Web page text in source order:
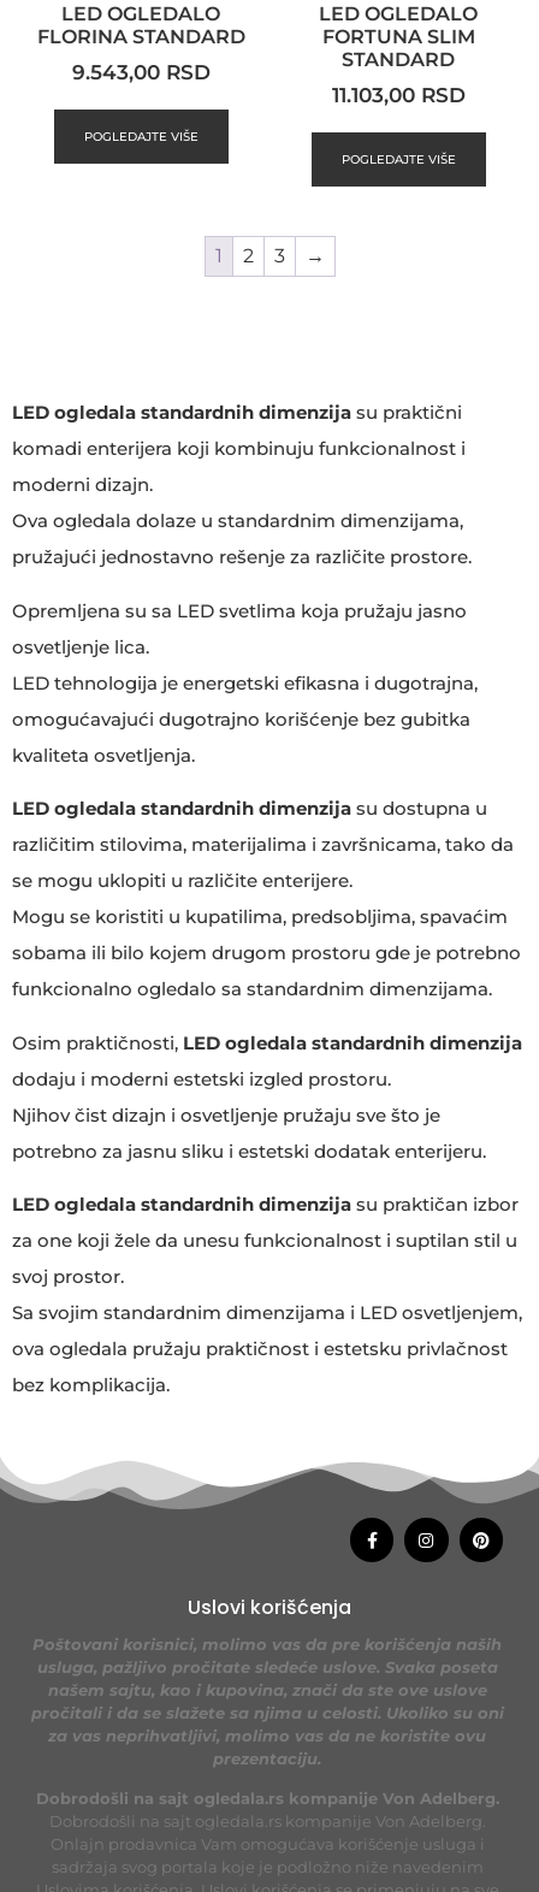
LED OGLEDALO
FLORINA STANDARD
9.543,00 RSD
POGLEDAJTE VIŠE
LED OGLEDALO
FORTUNA SLIM
STANDARD
11.103,00 RSD
POGLEDAJTE VIŠE
1 2 3 →
LED ogledala standardnih dimenzija su praktični
komadi enterijera koji kombinuju funkcionalnost i
moderni dizajn.
Ova ogledala dolaze u standardnim dimenzijama,
pružajući jednostavno rešenje za različite prostore.
Opremljena su sa LED svetlima koja pružaju jasno
osvetljenje lica.
LED tehnologija je energetski efikasna i dugotrajna,
omogućavajući dugotrajno korišćenje bez gubitka
kvaliteta osvetljenja.
LED ogledala standardnih dimenzija su dostupna u
različitim stilovima, materijalima i završnicama, tako da
se mogu uklopiti u različite enterijere.
Mogu se koristiti u kupatilima, predsobljima, spavaćim
sobama ili bilo kojem drugom prostoru gde je potrebno
funkcionalno ogledalo sa standardnim dimenzijama.
Osim praktičnosti, LED ogledala standardnih dimenzija
dodaju i moderni estetski izgled prostoru.
Njihov čist dizajn i osvetljenje pružaju sve što je
potrebno za jasnu sliku i estetski dodatak enterijeru.
LED ogledala standardnih dimenzija su praktičan izbor
za one koji žele da unesu funkcionalnost i suptilan stil u
svoj prostor.
Sa svojim standardnim dimenzijama i LED osvetljenjem,
ova ogledala pružaju praktičnost i estetsku privlačnost
bez komplikacija.
Uslovi korišćenja
Poštovani korisnici, molimo vas da pre korišćenja naših
usluga, pažljivo pročitate sledeće uslove. Svaka poseta
našem sajtu, kao i kupovina, znači da ste ove uslove
pročitali i da se slažete sa njima u celosti. Ukoliko su oni
za vas neprihvatljivi, molimo vas da ne koristite ovu
prezentaciju.
Dobrodošli na sajt ogledala.rs kompanije Von Adelberg.
Dobrodošli na sajt ogledala.rs kompanije Von Adelberg.
Onlajn prodavnica Vam omogućava korišćenje usluga i
sadržaja svog portala koje je podložno niže navedenim